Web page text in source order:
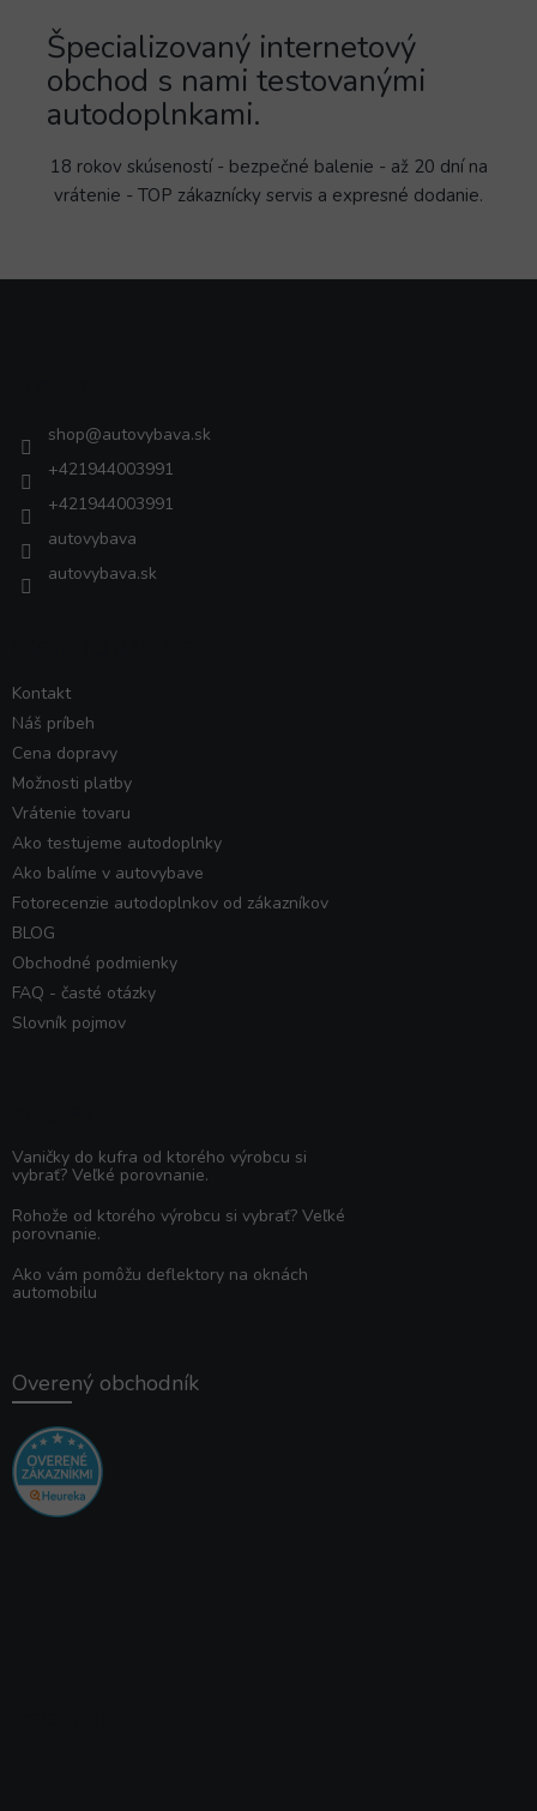
Špecializovaný internetový
obchod s nami testovanými
autodoplnkami.
18 rokov skúseností - bezpečné balenie - až 20 dní na
vrátenie - TOP zákaznícky servis a expresné dodanie.
shop@autovybava.sk
+421944003991
+421944003991
autovybava
autovybava.sk
Kontakt
Náš príbeh
Cena dopravy
Možnosti platby
Vrátenie tovaru
Ako testujeme autodoplnky
Ako balíme v autovybave
Fotorecenzie autodoplnkov od zákazníkov
BLOG
Obchodné podmienky
FAQ - časté otázky
Slovník pojmov
Vaničky do kufra od ktorého výrobcu si
vybrať? Veľké porovnanie.
Rohože od ktorého výrobcu si vybrať? Veľké
porovnanie.
Ako vám pomôžu deflektory na oknách
automobilu
Overený obchodník